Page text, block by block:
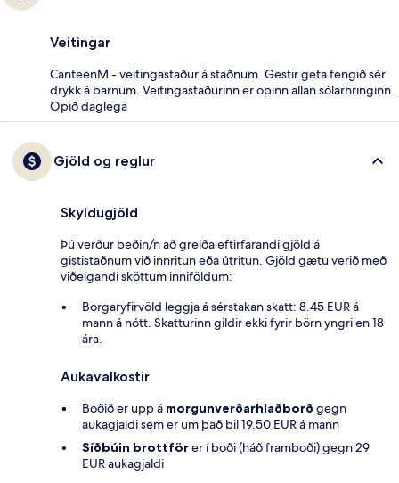
Veitingar
CanteenM - veitingastaður á staðnum. Gestir geta fengið sér
drykk á barnum. Veitingastaðurinn er opinn allan sólarhringinn.
Opið daglega
Gjöld og reglur
Skyldugjöld
Þú verður beðin/n að greiða eftirfarandi gjöld á
gististaðnum við innritun eða útritun. Gjöld gætu verið með
viðeigandi sköttum inniföldum:
Borgaryfirvöld leggja á sérstakan skatt: 8.45 EUR á
mann á nótt. Skatturinn gildir ekki fyrir börn yngri en 18
ára.
Aukavalkostir
Boðið er upp á morgunverðarhlaðborð gegn
aukagjaldi sem er um það bil 19.50 EUR á mann
Síðbúin brottförer í boði (háð framboði) gegn 29
EUR aukagjaldi